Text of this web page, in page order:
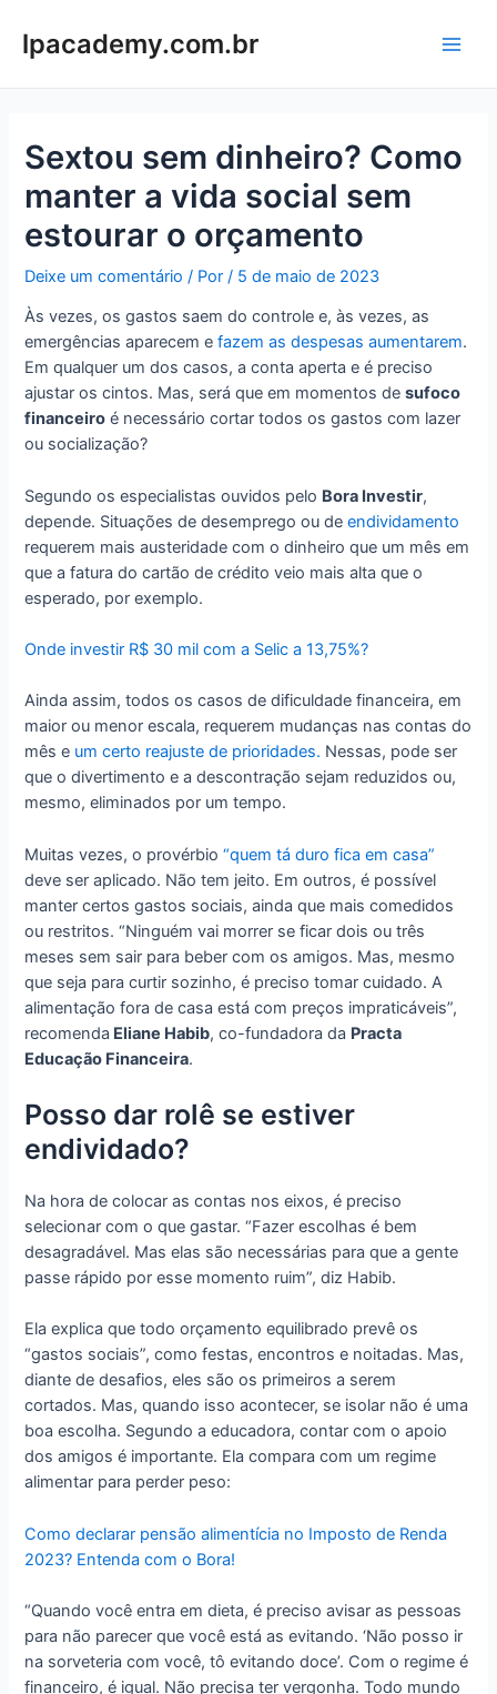
paralpacademy.com.br
Sextou sem dinheiro? Como
manter a vida social sem
estourar o orçamento
Deixe um comentário / Por/ 5 de maio de 2023
Às vezes, os gastos saem do controle e, às vezes, as
emergências aparecem e fazem as despesas aumentarem.
Em qualquer um dos casos, a conta aperta e é preciso
ajustar os cintos. Mas, será que em momentos desufoco
financeiro é necessário cortar todos os gastos com lazer
ou socialização?
Segundo os especialistas ouvidos pelo Bora Investir,
depende. Situações de desemprego ou deendividamento
requerem mais austeridade com o dinheiro que um mês em
que a fatura do cartão de crédito veio mais alta que o
esperado, por exemplo.
Onde investir R$ 30 mil com a Selic a 13,75%?
Ainda assim, todos os casos de dificuldade financeira, em
maior ou menor escala, requerem mudanças nas contas do
mês e um certo reajuste de prioridades. Nessas, pode ser
que o divertimento e a descontração sejam reduzidos ou,
mesmo, eliminados por um tempo.
Muitas vezes, o provérbio“quem tá duro fica em casa”
deve ser aplicado. Não tem jeito. Em outros, é possível
manter certos gastos sociais, ainda que mais comedidos
ou restritos. “Ninguém vai morrer se ficar dois ou três
meses sem sair para beber com os amigos. Mas, mesmo
que seja para curtir sozinho, é preciso tomar cuidado. A
alimentação fora de casa está com preços impraticáveis”,
recomenda Eliane Habib, co-fundadora da Practa
Educação Financeira.
Posso dar rolê se estiver
endividado?
Na hora de colocar as contas nos eixos, é preciso
selecionar com o que gastar. “Fazer escolhas é bem
desagradável. Mas elas são necessárias para que a gente
passe rápido por esse momento ruim”, diz Habib.
Ela explica que todo orçamento equilibrado prevê os
“gastos sociais”, como festas, encontros e noitadas. Mas,
diante de desafios, eles são os primeiros a serem
cortados. Mas, quando isso acontecer, se isolar não é uma
boa escolha. Segundo a educadora, contar com o apoio
dos amigos é importante. Ela compara com um regime
alimentar para perder peso:
Como declarar pensão alimentícia no Imposto de Renda
2023? Entenda com o Bora!
“Quando você entra em dieta, é preciso avisar as pessoas
para não parecer que você está as evitando. ‘Não posso ir
na sorveteria com você, tô evitando doce’. Com o regime é
financeiro, é igual. Não precisa ter vergonha. Todo mundo